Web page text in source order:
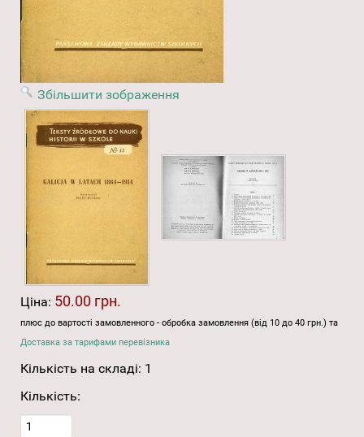
Збільшити зображення
Ціна: 50.00 грн.
плюс до вартості замовленного - обробка замовлення (від 10 до 40 грн.) та
Доставка за тарифами перевізника
Кількість на складі: 1
Кількість: